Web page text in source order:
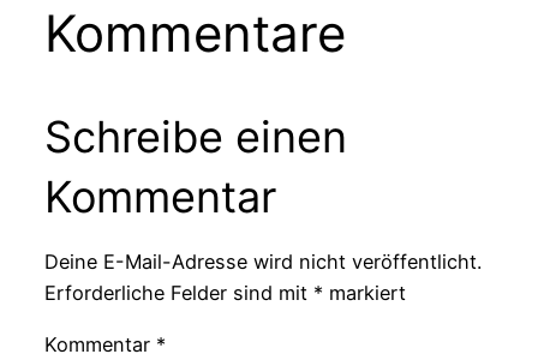
Kommentare
Schreibe einen
Kommentar
Deine E-Mail-Adresse wird nicht veröffentlicht.
Erforderliche Felder sind mit * markiert
Kommentar *